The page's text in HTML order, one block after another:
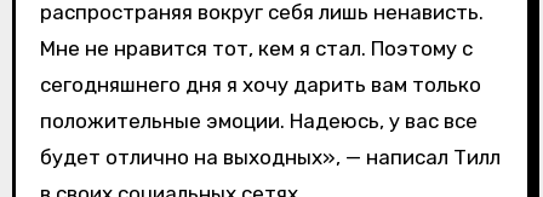
распространяя вокруг себя лишь ненависть.
Мне не нравится тот, кем я стал. Поэтому с
сегодняшнего дня я хочу дарить вам только
положительные эмоции. Надеюсь, у вас все
будет отлично на выходных», — написал Тилл